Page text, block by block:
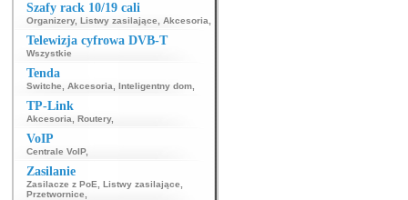
Szafy rack 10/19 cali
Organizery, Listwy zasilające Akcesoria
Telewizja cyfrowa DVB-T
Wszystkie
Tenda
Switche Akcesoria Inteligentny dom
TP-Link
Akcesoria Routery,
VoIP
Centrale VoIP,
Zasilanie
Zasilacze z PoE Listwy zasilające
Przetwornice